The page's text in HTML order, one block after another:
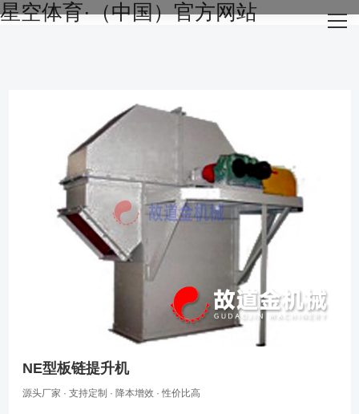
星空体育·（中国）官方网站
网站星空体育·（中国）官方网站
生产设备
星空体育·（中国）官方网站-STARSKY SPORT
NE型板链提升机
源头厂家 · 支持定制 · 降本增效 · 性价比高